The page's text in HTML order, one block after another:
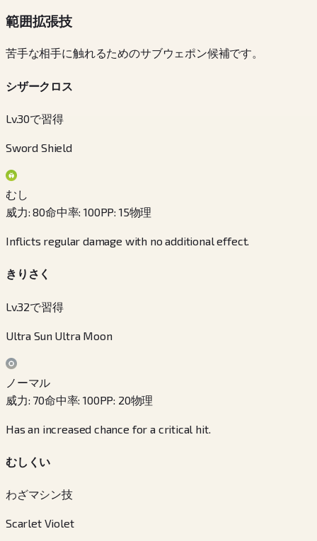
範囲拡張技
苦手な相手に触れるためのサブウェポン候補です。
シザークロス
Lv.30で習得
Sword Shield
むし
威力:80命中率:100PP: 15物理
Inflicts regular damage with no additional effect.
きりさく
Lv.32で習得
Ultra Sun Ultra Moon
ノーマル
威力: 70命中率:100PP: 20物理
Has an increased chance for a critical hit.
むしくい
わざマシン技
Scarlet Violet